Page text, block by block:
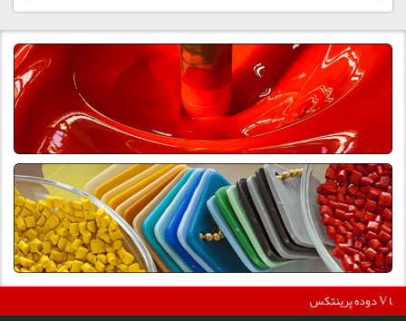
دوده پرینتکس V دگوسا :